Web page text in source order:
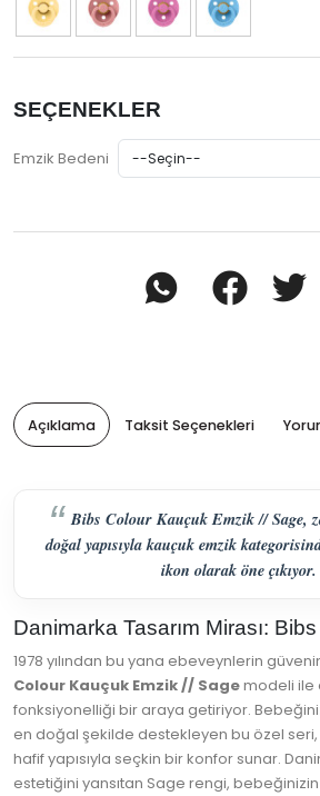
SEÇENEKLER
Emzik Bedeni
Açıklama Taksit Seçenekleri
Bibs Colour Kauçuk Emzik // Sage,
doğal yapısıyla kauçuk emzik
ikon olarak öne çıkıyor.
Danimarka Tasarım Mirası:
1978 yılından bu yana ebeveynlerin
Colour Kauçuk Emzik // Sagemodeli ile
fonksiyonelliği bir araya getiriyor.
en doğal şekilde destekleyen bu özel
hafif yapısıyla seçkin bir konfor sunar.
estetiğini yansıtan Sage rengi,